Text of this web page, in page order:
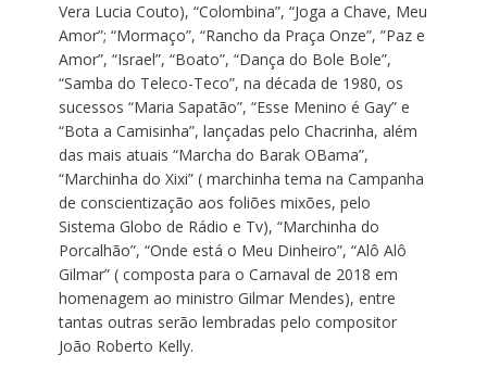
Vera Lucia Couto), “Colombina”, “Joga a Chave, Meu
Amor”; “Mormaço”, “Rancho da Praça Onze”, ”Paz e
Amor”, “Israel”, “Boato”, “Dança do Bole Bole”,
“Samba do Teleco-Teco”, na década de 1980, os
sucessos “Maria Sapatão”, “Esse Menino é Gay” e
“Bota a Camisinha”, lançadas pelo Chacrinha, além
das mais atuais “Marcha do Barak OBama”,
“Marchinha do Xixi” ( marchinha tema na Campanha
de conscientização aos foliões mixões, pelo
Sistema Globo de Rádio e Tv), “Marchinha do
Porcalhão”, “Onde está o Meu Dinheiro”, “Alô Alô
Gilmar” ( composta para o Carnaval de 2018 em
homenagem ao ministro Gilmar Mendes), entre
tantas outras serão lembradas pelo compositor
João Roberto Kelly.